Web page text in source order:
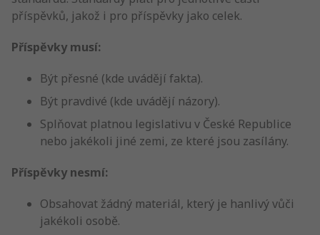
příspěvků, jakož i pro příspěvky jako celek.
Příspěvky musí:
Být přesné (kde uvádějí fakta).
Být pravdivé (kde uvádějí názory).
Splňovat platnou legislativu v České Republice
nebo jakékoli jiné zemi, ze které jsou zasílány.
Příspěvky nesmí:
Obsahovat žádný materiál, který je hanlivý vůči
jakékoli osobě.